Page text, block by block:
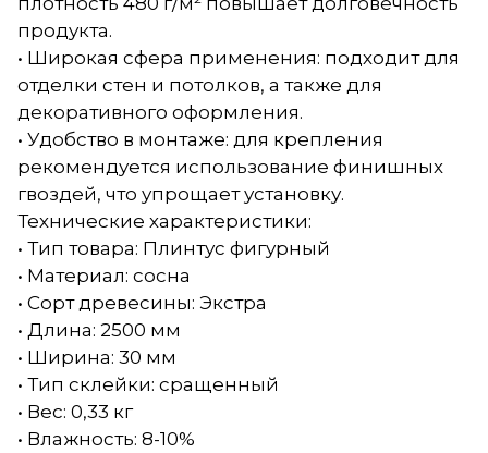
продукта.
• Широкая сфера применения: подходит для
отделки стен и потолков, а также для
декоративного оформления.
• Удобство в монтаже: для крепления
рекомендуется использование финишных
гвоздей, что упрощает установку.
Технические характеристики:
• Тип товара: Плинтус фигурный
• Материал: сосна
• Сорт древесины: Экстра
• Длина: 2500 мм
• Ширина: 30 мм
• Тип склейки: сращенный
• Вес: 0,33 кг
• Влажность: 8-10%